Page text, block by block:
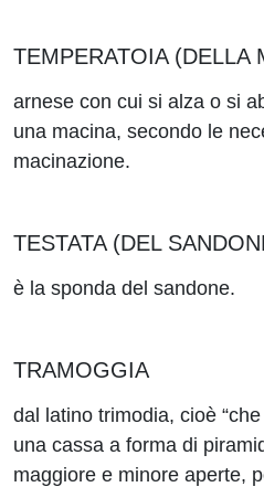
TEMPERATOIA (DELLA
arnese con cui si alza o si
una macina, secondo le
macinazione.
TESTATA (DEL
è la sponda del sandone.
TRAMOGGIA
dal latino trimodia, cioè
una cassa a forma di
maggiore e minore aperte,